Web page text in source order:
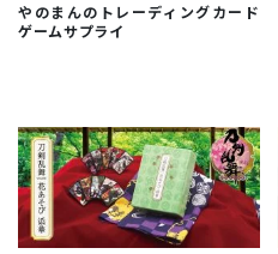
やのまんのトレーディングカード
ゲームサプライ